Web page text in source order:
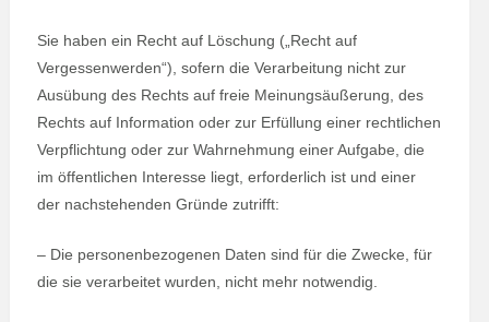
Sie haben ein Recht auf Löschung („Recht auf
Vergessenwerden“), sofern die Verarbeitung nicht zur
Ausübung des Rechts auf freie Meinungsäußerung, des
Rechts auf Information oder zur Erfüllung einer rechtlichen
Verpflichtung oder zur Wahrnehmung einer Aufgabe, die
im öffentlichen Interesse liegt, erforderlich ist und einer
der nachstehenden Gründe zutrifft:
– Die personenbezogenen Daten sind für die Zwecke, für
die sie verarbeitet wurden, nicht mehr notwendig.